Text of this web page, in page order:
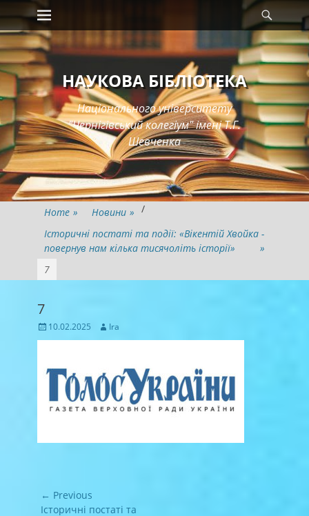
Skip
to
content
Primary Menu
НАУКОВА БІБЛІОТЕКА
Національного університету
"Чернігівський колегіум" імені Т.Г.
Шевченка
Home » Новини » /
Історичні постаті та події: «Вікентій Хвойка -
повернув нам кілька тисячоліть історії»
»
7
7
Posted
on
10.02.2025 Author
Ira
Навігація
записів
← Previous
Previous
Історичні постаті та